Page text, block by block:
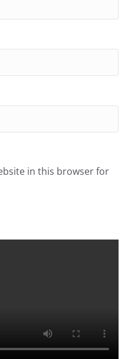
in this browser for